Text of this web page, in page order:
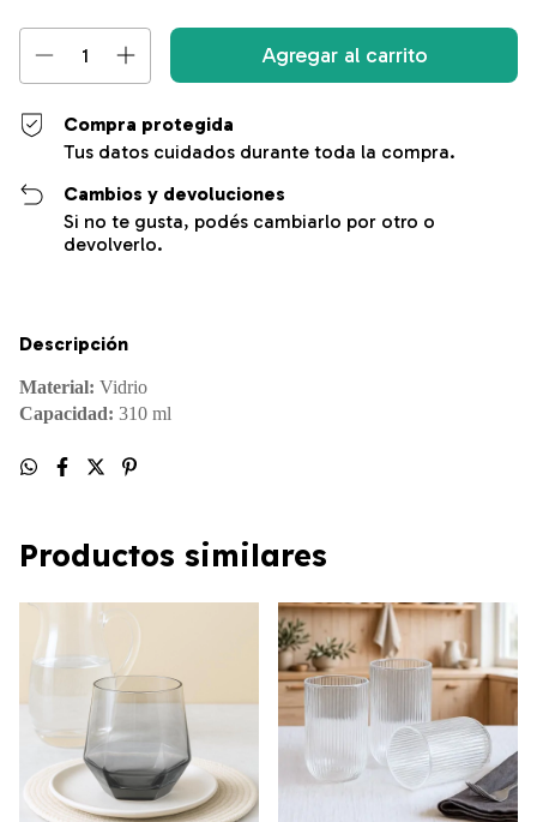
Compra protegida
Tus datos cuidados durante toda la compra.
Cambios y devoluciones
Si no te gusta, podés cambiarlo por otro o
devolverlo.
Descripción
Material: Vidrio
Capacidad: 310 ml
Productos similares